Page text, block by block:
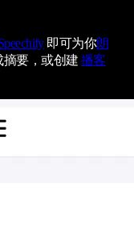
即可为你朗
摘要，或创建播客